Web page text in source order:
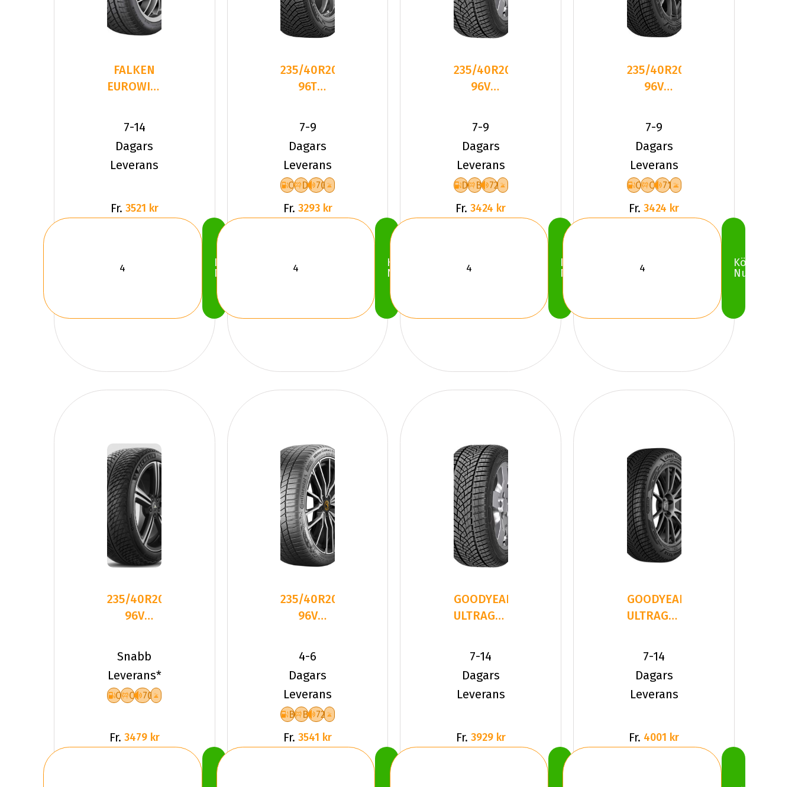
FALKEN
EUROWINTER
235/40R20
96 W XL
7-14
Dagars
Leverans
Fr. 3521 kr
Köp
Nu
235/40R20
96T
ULTRAGRIP
ICE 3
7-9
Dagars
Leverans
C D 70
Fr. 3293 kr
Köp
Nu
235/40R20
96V
ULTRAGRIP
PERFOR
7-9
Dagars
Leverans
D B 72
Fr. 3424 kr
Köp
Nu
235/40R20
96V
ULTRAGRIP
PERFOR
7-9
Dagars
Leverans
C C 71
Fr. 3424 kr
Köp
Nu
235/40R20
96V
PILOT
ALPIN 5
XL
Snabb
Leverans*
C C 70
Fr. 3479 kr
235/40R20
96V
WinterContact
4-6
Dagars
Leverans
B B 72
Fr. 3541 kr
GOODYEAR
ULTRAGRIP
235/40R2
7-14
Dagars
Leverans
Fr. 3929 kr
GOODYEAR
ULTRAGRIP
3 235/40
7-14
Dagars
Leverans
Fr. 4001 kr